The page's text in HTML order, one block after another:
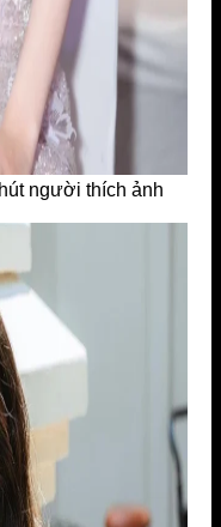
người thích ảnh